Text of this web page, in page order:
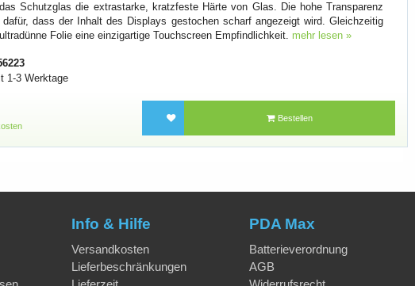
Schutzglas die extrastarke, kratzfeste Härte von Glas. Die hohe Transparenz
dass der Inhalt des Displays gestochen scharf angezeigt wird. Gleichzeitig
Folie eine einzigartige Touchscreen Empfindlichkeit. mehr lesen »
1-3 Werktage
Bestellen
Info & Hilfe
Versandkosten
Lieferbeschränkungen
PDA Max
Batterieverordnung
AGB